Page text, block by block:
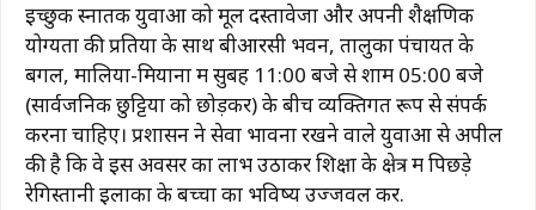
इच्छुक स्नातक युवाओं को मूल दस्तावेजों और अपनी शैक्षणिक
योग्यता की प्रतियों के साथ बीआरसी भवन, तालुका पंचायत के
बगल, मालिया-मियाना में सुबह 11:00 बजे से शाम 05:00 बजे
(सार्वजनिक छुट्टियों को छोड़कर) के बीच व्यक्तिगत रूप से संपर्क
करना चाहिए। प्रशासन ने सेवा भावना रखने वाले युवाओं से अपील
की है कि वे इस अवसर का लाभ उठाकर शिक्षा के क्षेत्र में पिछड़े
रेगिस्तानी इलाकों के बच्चों का भविष्य उज्जवल करें.